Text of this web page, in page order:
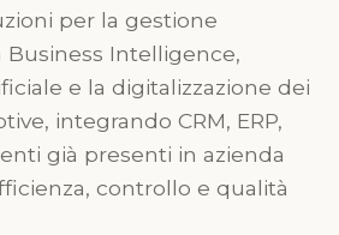
per la gestione
Intelligence,
e la digitalizzazione dei
integrando CRM, ERP,
già presenti in azienda
controllo e qualità